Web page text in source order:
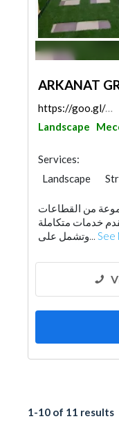
ARKANAT
https://goo.gl/maps/bBDfW7aW4fe66Htj8
Landscape
Services:
Landscape
Project
Hotel Supplies
من القطاعات
خدمات متكاملة
وتشمل على... See
1-10 of 11 results